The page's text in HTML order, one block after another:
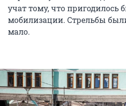
учат тому, что пригодилось
мобилизации. Стрельбы
мало.